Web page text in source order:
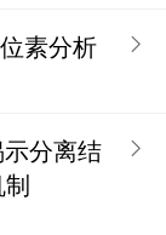
素分析
分离结